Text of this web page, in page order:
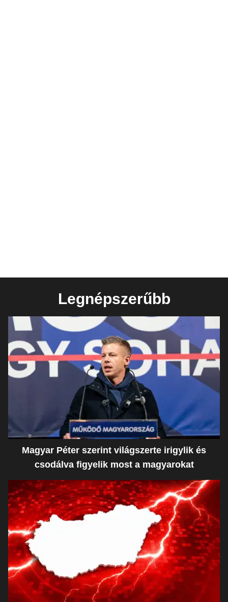
Legnépszerűbb
Magyar Péter szerint világszerte irigylik és
csodálva figyelik most a magyarokat